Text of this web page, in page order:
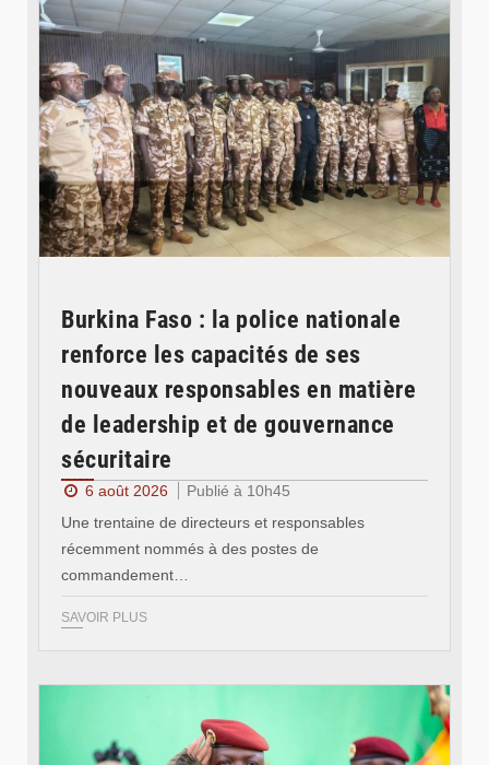
Burkina Faso : la police nationale
renforce les capacités de ses
nouveaux responsables en matière
de leadership et de gouvernance
sécuritaire
6 août 2026
Publié à 10h45
Une trentaine de directeurs et responsables
récemment nommés à des postes de
commandement…
SAVOIR PLUS